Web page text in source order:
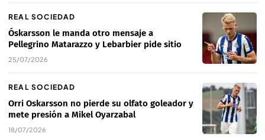
REAL SOCIEDAD
Óskarsson le manda otro mensaje a
Pellegrino Matarazzo y Lebarbier pide sitio
25/07/2026
REAL SOCIEDAD
Orri Oskarsson no pierde su olfato goleador y
mete presión a Mikel Oyarzabal
18/07/2026